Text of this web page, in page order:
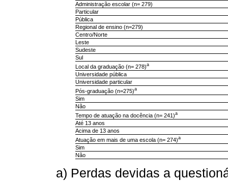
Administração escolar (n= 279)
Particular
Pública
Regional de ensino (n=279)
Centro/Norte
Leste
Sudeste
Sul
Local da graduação (n= 278)a
Universidade pública
Universidade particular
Pós-graduação (n=275)a
Sim
Não
Tempo de atuação na docência (n= 241)a
Até 13 anos
Acima de 13 anos
Atuação em mais de uma escola (n= 274)a
Sim
Não
a) Perdas devidas a